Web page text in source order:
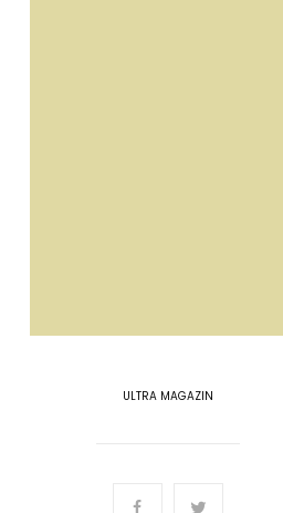
ULTRA MAGAZIN